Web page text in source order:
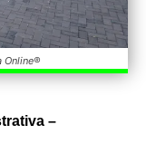
Online®
–